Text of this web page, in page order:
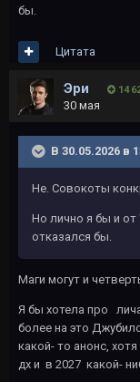
бы.
Цитата
Эри 14
30 мая
В 30.05.2026 в
Не. Совокоты
Но лично я бы и
отказался бы.
Маги могут и
Я бы хотела про
более на это
какой- то анонс,
дх и в 2027 какой-